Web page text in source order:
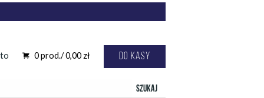
0 prod./0,00 zł Do kasy
Szukaj